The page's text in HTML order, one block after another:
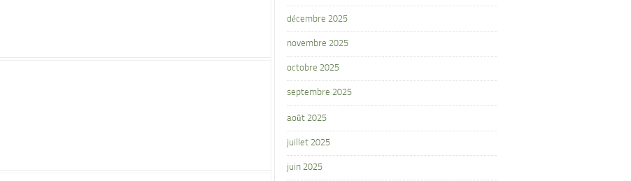
décembre 2025
novembre 2025
octobre 2025
septembre 2025
août 2025
juillet 2025
juin 2025